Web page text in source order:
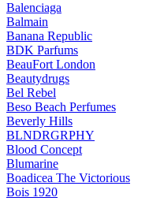
Balenciaga
Balmain
Banana Republic
BDK Parfums
BeauFort London
Beautydrugs
Bel Rebel
Beso Beach Perfumes
Beverly Hills
BLNDRGRPHY
Blood Concept
Blumarine
Boadicea The Victorious
Bois 1920